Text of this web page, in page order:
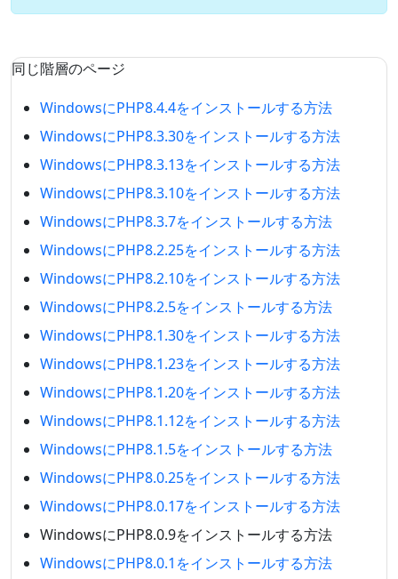
同じ階層のページ
WindowsにPHP8.4.4をインストールする方法
WindowsにPHP8.3.30をインストールする方法
WindowsにPHP8.3.13をインストールする方法
WindowsにPHP8.3.10をインストールする方法
WindowsにPHP8.3.7をインストールする方法
WindowsにPHP8.2.25をインストールする方法
WindowsにPHP8.2.10をインストールする方法
WindowsにPHP8.2.5をインストールする方法
WindowsにPHP8.1.30をインストールする方法
WindowsにPHP8.1.23をインストールする方法
WindowsにPHP8.1.20をインストールする方法
WindowsにPHP8.1.12をインストールする方法
WindowsにPHP8.1.5をインストールする方法
WindowsにPHP8.0.25をインストールする方法
WindowsにPHP8.0.17をインストールする方法
WindowsにPHP8.0.9をインストールする方法
WindowsにPHP8.0.1をインストールする方法